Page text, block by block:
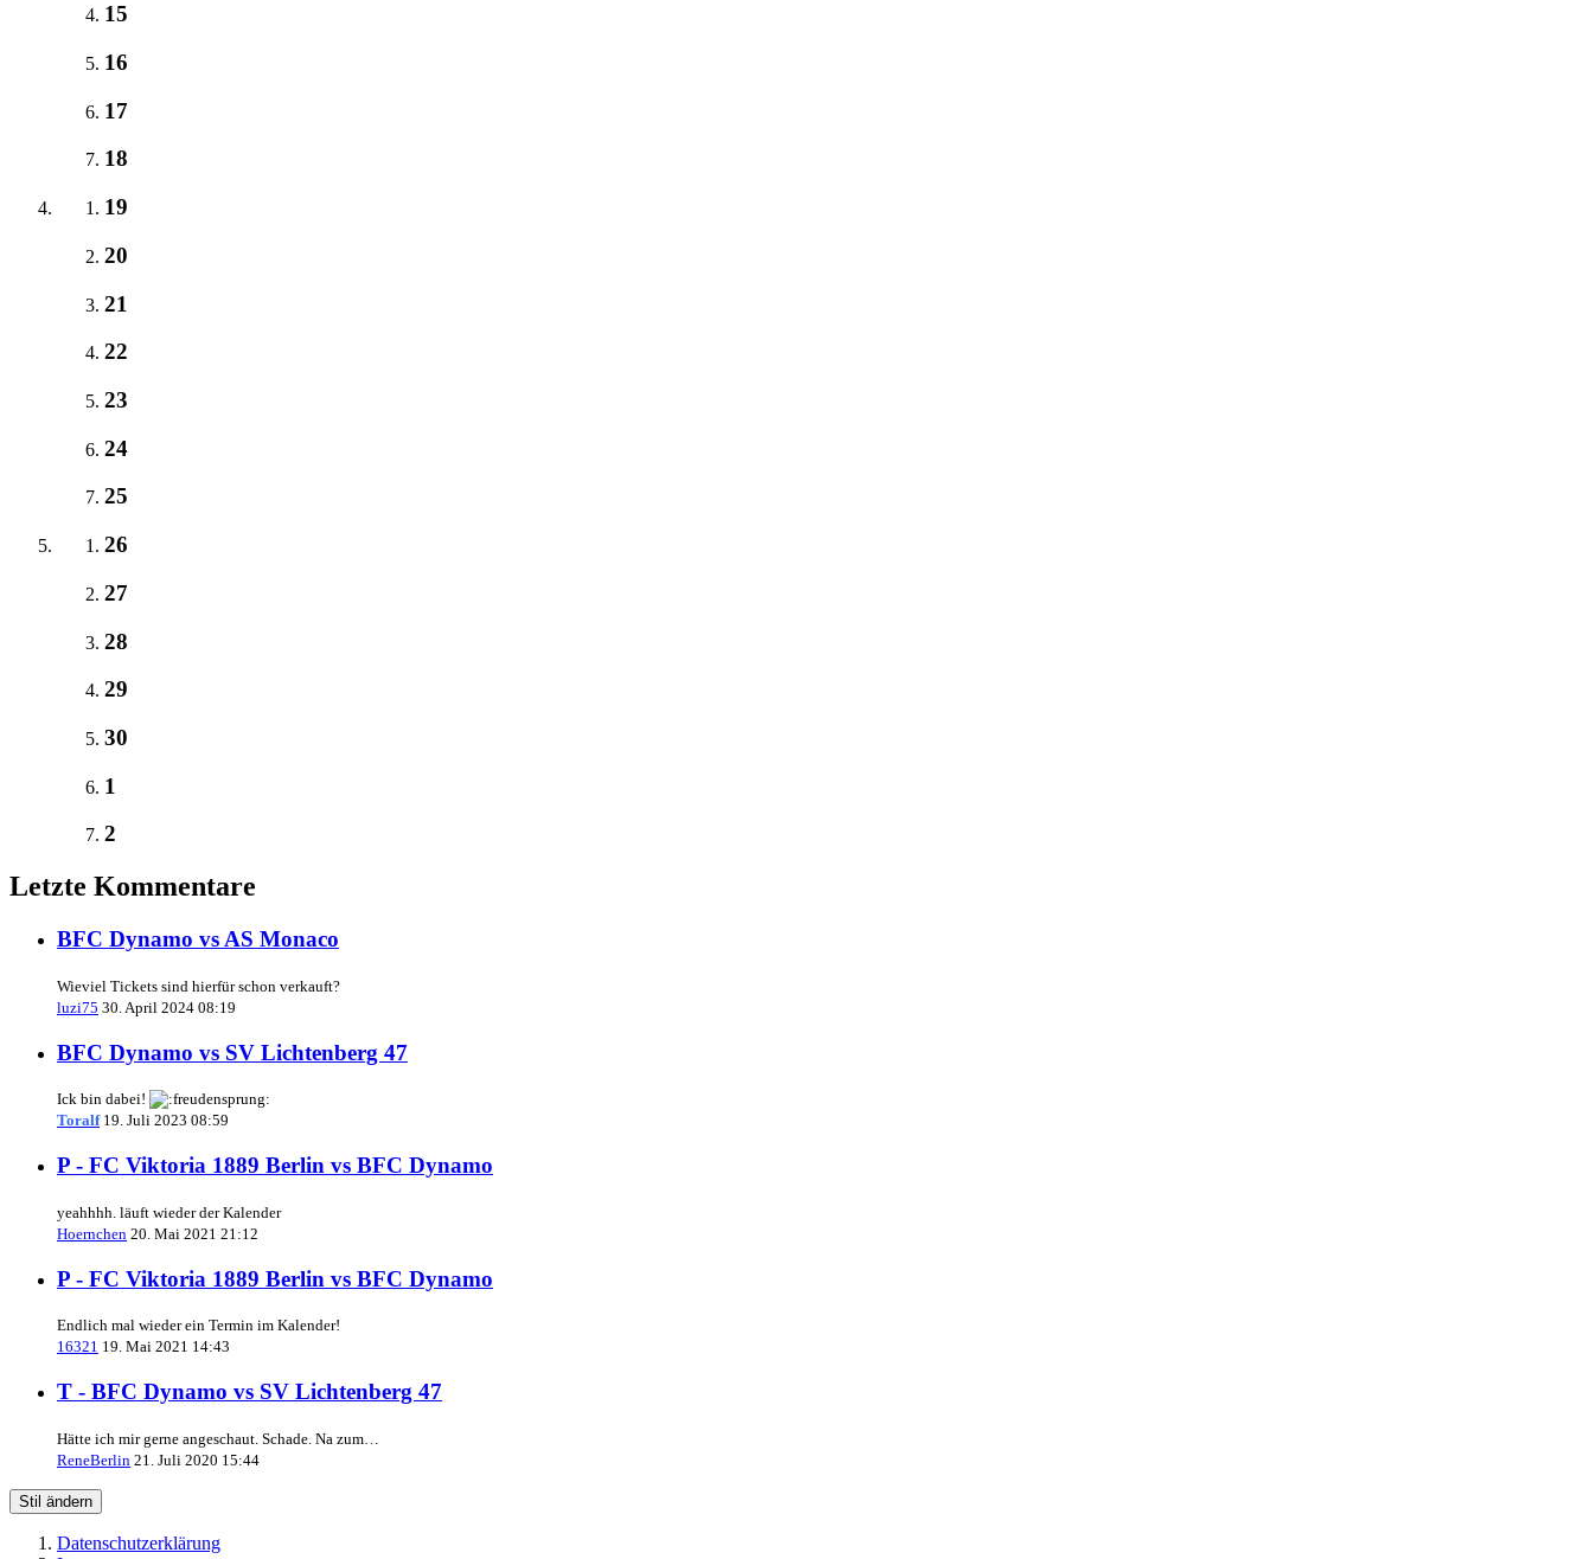
15
16
17
18
19
20
21
22
23
24
25
26
27
28
29
30
1
2
Letzte Kommentare
BFC Dynamo vs AS Monaco
Wieviel Tickets sind hierfür schon verkauft?
luzi75 30. April 2024 08:19
BFC Dynamo vs SV Lichtenberg 47
Ick bin dabei!
Toralf 19. Juli 2023 08:59
P - FC Viktoria 1889 Berlin vs BFC Dynamo
yeahhhh. läuft wieder der Kalender
Hoernchen 20. Mai 2021 21:12
P - FC Viktoria 1889 Berlin vs BFC Dynamo
Endlich mal wieder ein Termin im Kalender!
16321 19. Mai 2021 14:43
T - BFC Dynamo vs SV Lichtenberg 47
Hätte ich mir gerne angeschaut. Schade. Na zum…
ReneBerlin 21. Juli 2020 15:44
Stil ändern
Datenschutzerklärung